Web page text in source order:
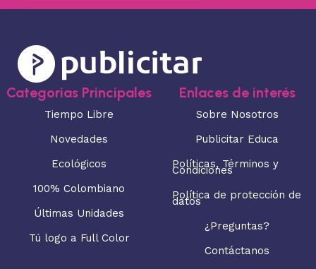
Categorias Principales
Tiempo Libre
Novedades
Ecológicos
100% Colombiano
Últimas Unidades
Tú logo a Full Color
Enlaces de interés
Sobre Nosotros
Publicitar Educa
Políticas, Términos y
Condiciones
Política de protección de
datos
¿Preguntas?
Contáctanos